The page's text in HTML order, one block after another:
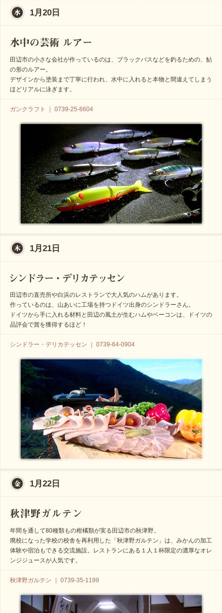
1月20日
田辺市の小さな会社が作っているのは、ブラックバスなどを釣るための、鮎
の形のルアー。
デザインから塗装まで丁寧に行われ、水中に入れると本物と間違えてしまう
ほどリアルに泳ぎます。
ガンクラフト ｜ 0739-25-6604
1月21日
田辺市の直売所や白浜のレストランで大人気のハムがあります。
作っているのは、山あいに工場を持つドイツ出身のシンドラーさん。
ドイツから手に入れる材料と田辺の風土が生むハムやベーコンは、ドイツの
品評会で賞を獲得するほど！
シンドラー・デリカテッセン ｜ 0739-64-0904
1月22日
年間を通して80種類もの柑橘類が実る田辺市の秋津野。
廃校になった学校の校舎を再利用した「秋津野ガルテン」は、みかんの加工
体験や宿泊もできる交流施設。レストランにある１人１杯限定の濃厚なオレ
ンジジュースが人気です。
秋津野ガルテン ｜ 0739-35-1199